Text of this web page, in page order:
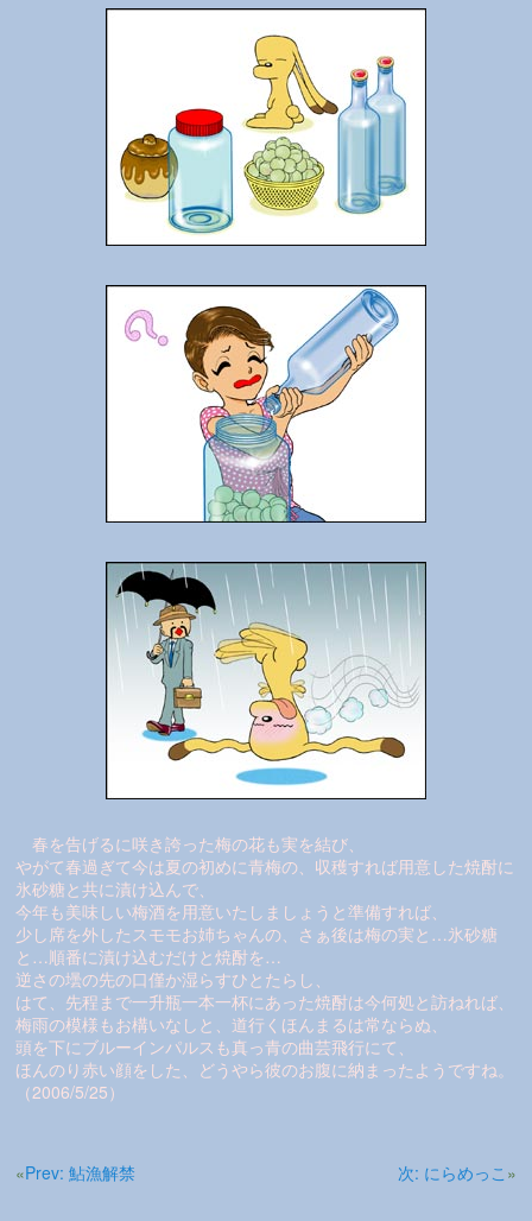
春を告げるに咲き誇った梅の花も実を結び、
やがて春過ぎて今は夏の初めに青梅の、収穫すれば用意した焼酎に
氷砂糖と共に漬け込んで、
今年も美味しい梅酒を用意いたしましょうと準備すれば、
少し席を外したスモモお姉ちゃんの、さぁ後は梅の実と…氷砂糖
と…順番に漬け込むだけと焼酎を…
逆さの壜の先の口僅か湿らすひとたらし、
はて、先程まで一升瓶一本一杯にあった焼酎は今何処と訪ねれば、
梅雨の模様もお構いなしと、道行くほんまるは常ならぬ、
頭を下にブルーインパルスも真っ青の曲芸飛行にて、
ほんのり赤い顔をした、どうやら彼のお腹に納まったようですね。
（2006/5/25）
«Prev:鮎漁解禁 次: にらめっこ »